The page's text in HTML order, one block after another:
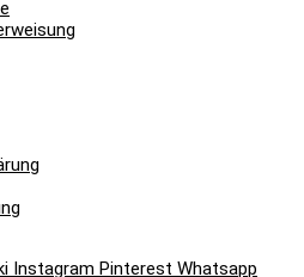
Instagram Pinterest Whatsapp